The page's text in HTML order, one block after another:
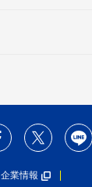
企業情報